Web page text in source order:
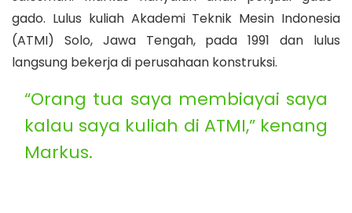
gado. Lulus kuliah Akademi Teknik Mesin Indonesia
(ATMI) Solo, Jawa Tengah, pada 1991 dan lulus
langsung bekerja di perusahaan konstruksi.
“Orang tua saya membiayai saya
kalau saya kuliah di ATMI,” kenang
Markus.